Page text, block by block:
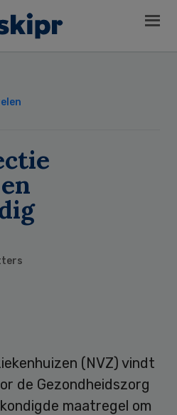
(NVZ) vindt
de Gezondheidszorg
maatregel om